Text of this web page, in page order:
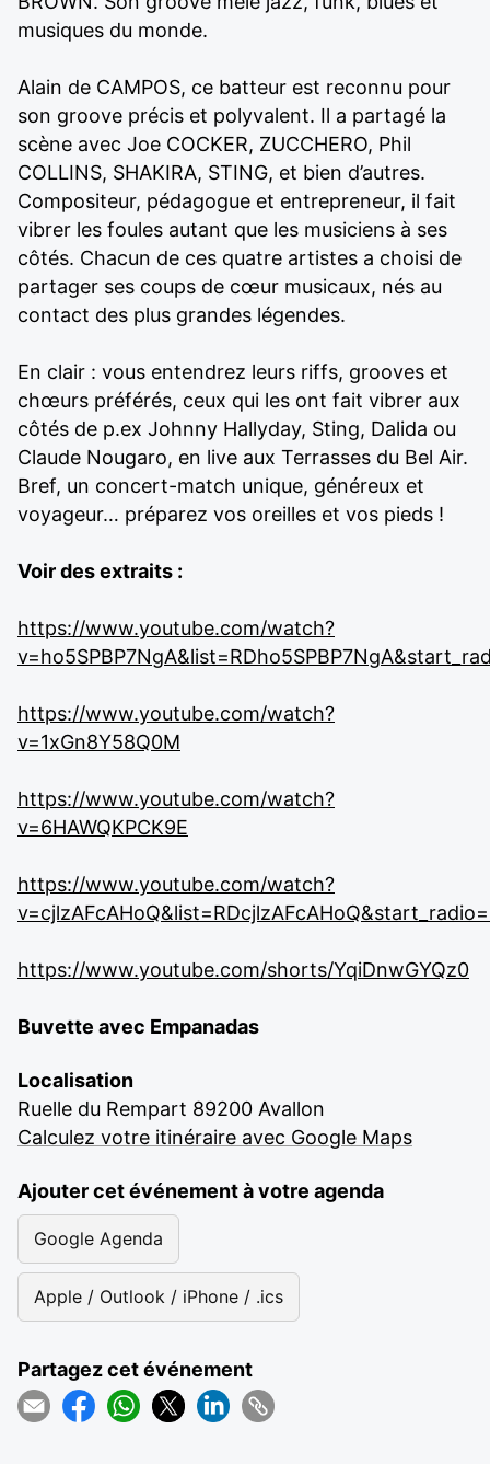
musiques du monde.
Alain de CAMPOS, ce batteur est reconnu pour
son groove précis et polyvalent. Il a partagé la
scène avec Joe COCKER, ZUCCHERO, Phil
COLLINS, SHAKIRA, STING, et bien d’autres.
Compositeur, pédagogue et entrepreneur, il fait
vibrer les foules autant que les musiciens à ses
côtés. Chacun de ces quatre artistes a choisi de
partager ses coups de cœur musicaux, nés au
contact des plus grandes légendes.
En clair : vous entendrez leurs riffs, grooves et
chœurs préférés, ceux qui les ont fait vibrer aux
côtés de p.ex Johnny Hallyday, Sting, Dalida ou
Claude Nougaro, en live aux Terrasses du Bel Air.
Bref, un concert-match unique, généreux et
voyageur… préparez vos oreilles et vos pieds !
Voir des extraits :
https://www.youtube.com/watch?
https://www.youtube.com/watch?
v=1xGn8Y58Q0M
https://www.youtube.com/watch?
v=6HAWQKPCK9E
https://www.youtube.com/watch?
https://www.youtube.com/shorts/YqiDnwGYQz0
Buvette avec Empanadas
Localisation
Ruelle du Rempart 89200 Avallon
Calculez votre itinéraire avec Google Maps
Ajouter cet événement à votre agenda
Google Agenda
Apple / Outlook / iPhone / .ics
Partagez cet événement